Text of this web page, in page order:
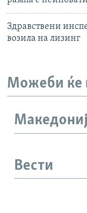
Здравствени
возила на лизинг
Можеби ќе
Вести